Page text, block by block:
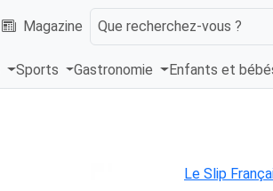
Magazine Que recherchez-vous ?
Sports Gastronomie Enfants et
Le Slip